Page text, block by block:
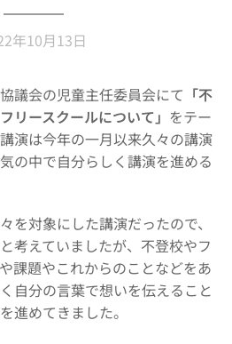
年10月13日
議会の児童主任委員会にて 「不
リースクールについて」 をテー
演は今年の一月以来久々の講演
の中で自分らしく講演を進める
を対象にした講演だったので、
考えていましたが、不登校やフ
課題やこれからのことなどをあ
自分の言葉で想いを伝えること
進めてきました。